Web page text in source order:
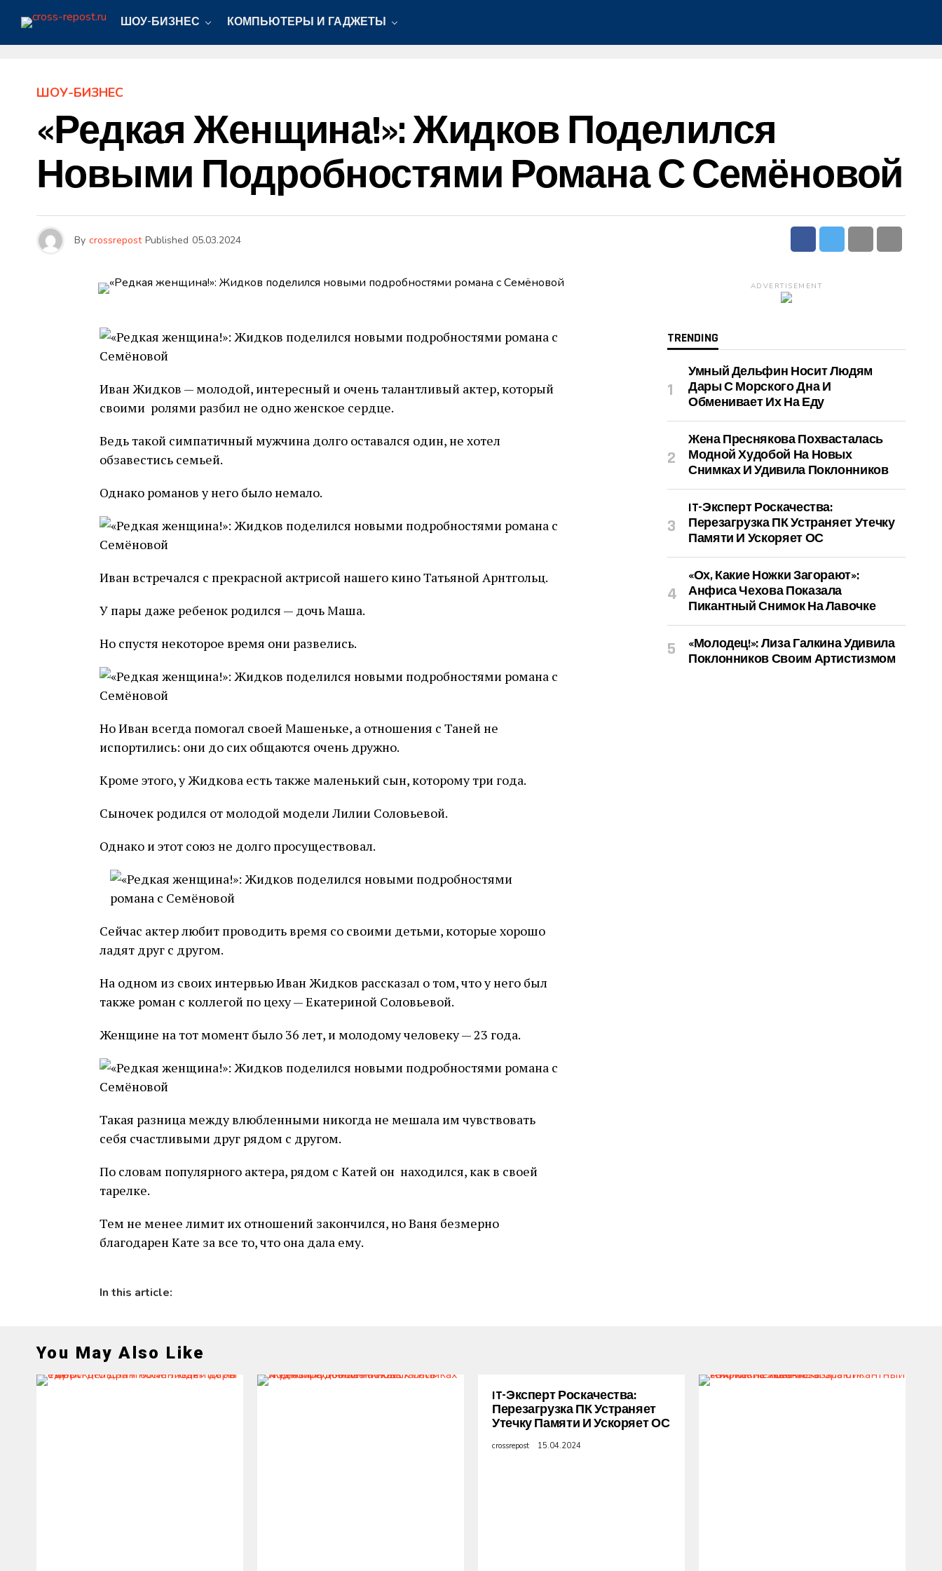
ШОУ-БИЗНЕС КОМПЬЮТЕРЫ И ГАДЖЕТЫ
ШОУ-БИЗНЕС
«Редкая Женщина!»: Жидков Поделился
Новыми Подробностями Романа С Семёновой
By crossrepost Published 05.03.2024
Иван Жидков — молодой, интересный и очень талантливый актер, который
своими ролями разбил не одно женское сердце.
Ведь такой симпатичный мужчина долго оставался один, не хотел
обзавестись семьей.
Однако романов у него было немало.
Иван встречался с прекрасной актрисой нашего кино Татьяной Арнтгольц.
У пары даже ребенок родился — дочь Маша.
Но спустя некоторое время они развелись.
Но Иван всегда помогал своей Машеньке, а отношения с Таней не
испортились: они до сих общаются очень дружно.
Кроме этого, у Жидкова есть также маленький сын, которому три года.
Сыночек родился от молодой модели Лилии Соловьевой.
Однако и этот союз не долго просуществовал.
Сейчас актер любит проводить время со своими детьми, которые хорошо
ладят друг с другом.
На одном из своих интервью Иван Жидков рассказал о том, что у него был
также роман с коллегой по цеху — Екатериной Соловьевой.
Женщине на тот момент было 36 лет, и молодому человеку — 23 года.
Такая разница между влюбленными никогда не мешала им чувствовать
себя счастливыми друг рядом с другом.
По словам популярного актера, рядом с Катей он находился, как в своей
тарелке.
Тем не менее лимит их отношений закончился, но Ваня безмерно
благодарен Кате за все то, что она дала ему.
In this article:
ADVERTISEMENT
TRENDING
Умный Дельфин Носит Людям
Дары С Морского Дна И
Обменивает Их На Еду
Жена Преснякова Похвасталась
Модной Худобой На Новых
Снимках И Удивила Поклонников
IT-Эксперт Роскачества:
Перезагрузка ПК Устраняет Утечку
Памяти И Ускоряет ОС
«Ох, Какие Ножки Загорают»:
Анфиса Чехова Показала
Пикантный Снимок На Лавочке
«Молодец!»: Лиза Галкина Удивила
Поклонников Своим Артистизмом
You May Also Like
IT-Эксперт Роскачества:
Перезагрузка ПК Устраняет
Утечку Памяти И Ускоряет ОС
crossrepost 15.04.2024